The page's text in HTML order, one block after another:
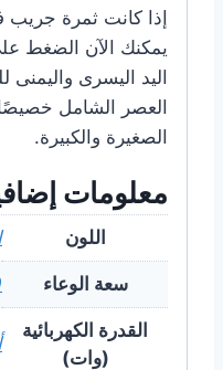
إذا كانت ثمرة جريب
يمكنك الآن الضغط
اليد اليسرى
العصر الشامل
الصغيرة والكبيرة.
معلومات
اللون
سعة الوعاء
القدرة الكهربائية
(وات)